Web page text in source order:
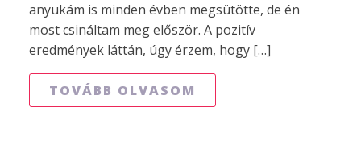
anyukám is minden évben megsütötte, de én
most csináltam meg először. A pozitív
eredmények láttán, úgy érzem, hogy […]
TOVÁBB OLVASOM